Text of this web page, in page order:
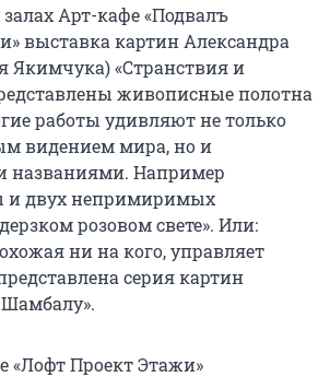
Арт-кафе «Подвалъ
выставка картин Александра
Якимчука) «Странствия и
живописные полотна
работы удивляют не только
видением мира, но и
названиями. Например
и двух непримиримых
розовом свете». Или:
ни на кого, управляет
серия картин
«Лофт Проект Этажи»